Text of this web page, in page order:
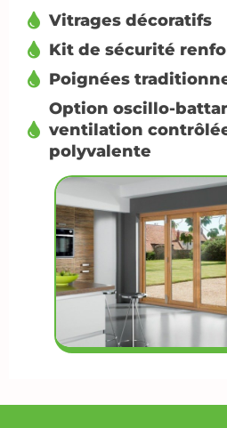
Vitrages décoratifs
Kit de sécurité
Poignées
Option oscillo-
ventilation
polyvalente